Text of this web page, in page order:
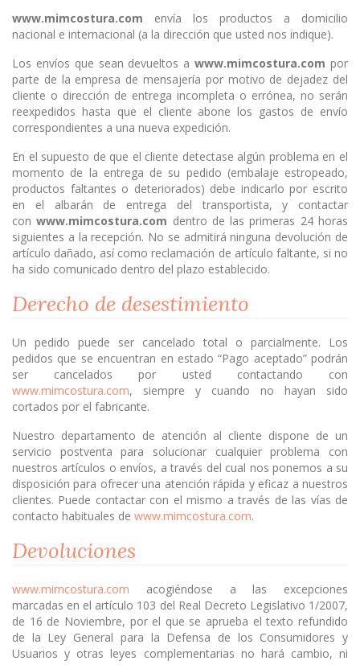
www.mimcostura.com envía los productos a domicilio
nacional e internacional (a la dirección que usted nos indique).
Los envíos que sean devueltos awww.mimcostura.com por
parte de la empresa de mensajería por motivo de dejadez del
cliente o dirección de entrega incompleta o errónea, no serán
reexpedidos hasta que el cliente abone los gastos de envío
correspondientes a una nueva expedición.
En el supuesto de que el cliente detectase algún problema en el
momento de la entrega de su pedido (embalaje estropeado,
productos faltantes o deteriorados) debe indicarlo por escrito
en el albarán de entrega del transportista, y contactar
conwww.mimcostura.com dentro de las primeras 24 horas
siguientes a la recepción. No se admitirá ninguna devolución de
artículo dañado, así como reclamación de artículo faltante, si no
ha sido comunicado dentro del plazo establecido.
Derecho de desestimiento
Un pedido puede ser cancelado total o parcialmente. Los
pedidos que se encuentran en estado “Pago aceptado” podrán
ser cancelados por usted contactando con
www.mimcostura.com, siempre y cuando no hayan sido
cortados por el fabricante.
Nuestro departamento de atención al cliente dispone de un
servicio postventa para solucionar cualquier problema con
nuestros artículos o envíos, a través del cual nos ponemos a su
disposición para ofrecer una atención rápida y eficaz a nuestros
clientes. Puede contactar con el mismo a través de las vías de
contacto habituales de www.mimcostura.com.
Devoluciones
www.mimcostura.com acogiéndose a las excepciones
marcadas en el artículo 103 del Real Decreto Legislativo 1/2007,
de 16 de Noviembre, por el que se aprueba el texto refundido
de la Ley General para la Defensa de los Consumidores y
Usuarios y otras leyes complementarias no hará cambio, ni